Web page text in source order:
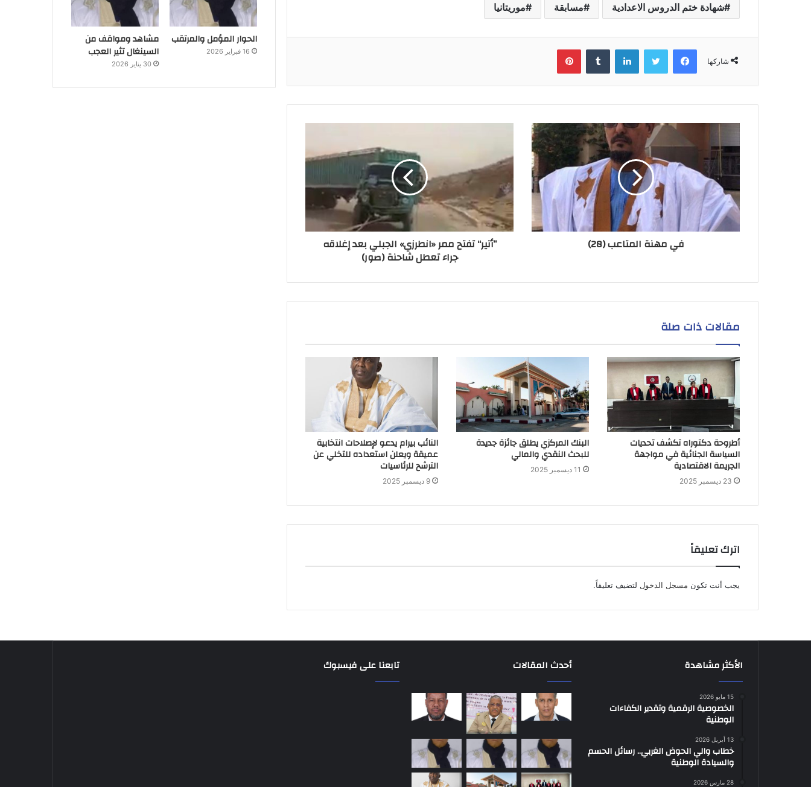
شهادة ختم الدروس الاعدادية مسابقة موريتانيا
شاركها
فيسبوك تويتر لينكدإن بينتيريست
في مهنة المتاعب (28) ”أتير“ تفتح ممر «انطرزي» الجبلي بعد إغلاقه
جراء تعطل شاحنة (صور)
مقالات ذات صلة
أطروحة دكتوراه تكشف تحديات
السياسة الجنائية في مواجهة
الجريمة الاقتصادية
23 ديسمبر 2025
البنك المركزي يطلق جائزة جديدة
للبحث النقدي والمالي
11 ديسمبر 2025
النائب بيرام يدعو لإصلاحات انتخابية
عميقة ويعلن استعداده للتخلي عن
الترشح للرئاسيات
9 ديسمبر 2025
اترك تعليقاً
يجب أنت تكون مسجل الدخول لتضيف تعليقاً.
الحوار المؤمل والمرتقب
16 فبراير 2026
مشاهد ومواقف من
السينغال تثير العجب
30 يناير 2026
الأكثر مشاهدة
15 مايو 2026
الخصوصية الرقمية وتقدير الكفاءات
الوطنية
13 أبريل 2026
خطاب والي الحوض الغربي.. رسائل الحسم
والسيادة الوطنية
28 مارس 2026
أحدث المقالات تابعنا على فيسبوك